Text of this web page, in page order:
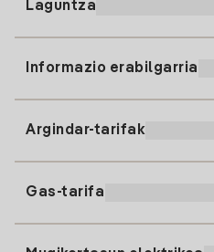
Laguntza
91 919 52 73
clientes@tuiberdrola.es
Informazio erabilgarria
Argindar-tarifak
Gas-tarifa